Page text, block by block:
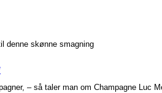
denne skønne smagning
– så taler man om Champagne Luc